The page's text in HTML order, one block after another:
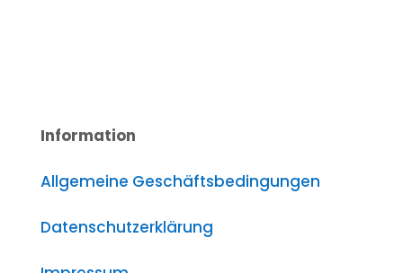
Information
Allgemeine Geschäftsbedingungen
Datenschutzerklärung